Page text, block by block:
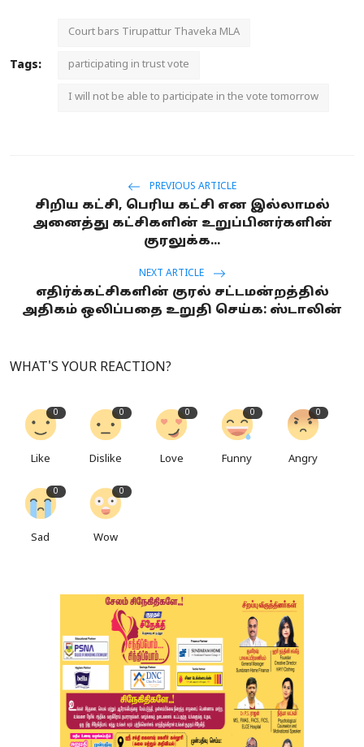
Tags:
Court bars Tirupattur Thaveka MLA
participating in trust vote
I will not be able to participate in the vote tomorrow
PREVIOUS ARTICLE
சிறிய கட்சி, பெரிய கட்சி என இல்லாமல்
அனைத்து கட்சிகளின் உறுப்பினர்களின்
குரலுக்க...
NEXT ARTICLE
எதிர்க்கட்சிகளின் குரல் சட்டமன்றத்தில்
அதிகம் ஒலிப்பதை உறுதி செய்க: ஸ்டாலின்
WHAT'S YOUR REACTION?
0
Like
0
Dislike
0
Love
0
Funny
0
Angry
0
Sad
0
Wow